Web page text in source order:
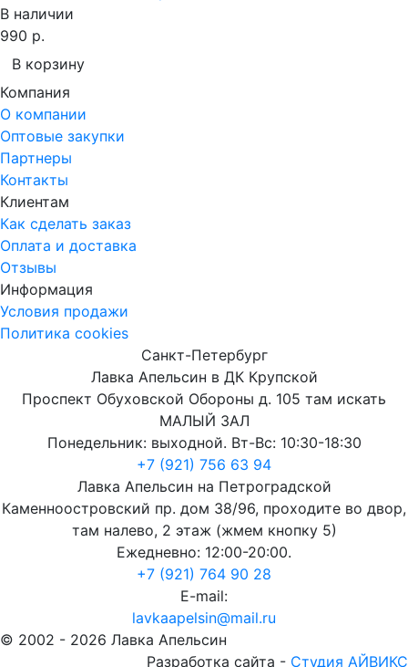
В наличии
990 р.
В корзину
Компания
О компании
Оптовые закупки
Партнеры
Контакты
Клиентам
Как сделать заказ
Оплата и доставка
Отзывы
Информация
Условия продажи
Политика cookies
Санкт-Петербург
Лавка Апельсин в ДК Крупской
Проспект Обуховской Обороны д. 105 там искать
МАЛЫЙ ЗАЛ
Понедельник: выходной. Вт-Вс: 10:30-18:30
+7 (921) 756 63 94
Лавка Апельсин на Петроградской
Каменноостровский пр. дом 38/96, проходите во двор,
там налево, 2 этаж (жмем кнопку 5)
Ежедневно: 12:00-20:00.
+7 (921) 764 90 28
E-mail:
lavkaapelsin@mail.ru
© 2002 - 2026 Лавка Апельсин
Разработка сайта - Студия АЙВИКС